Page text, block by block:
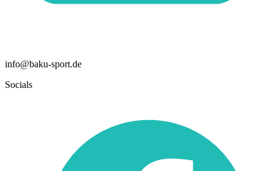
info@baku-sport.de
Socials